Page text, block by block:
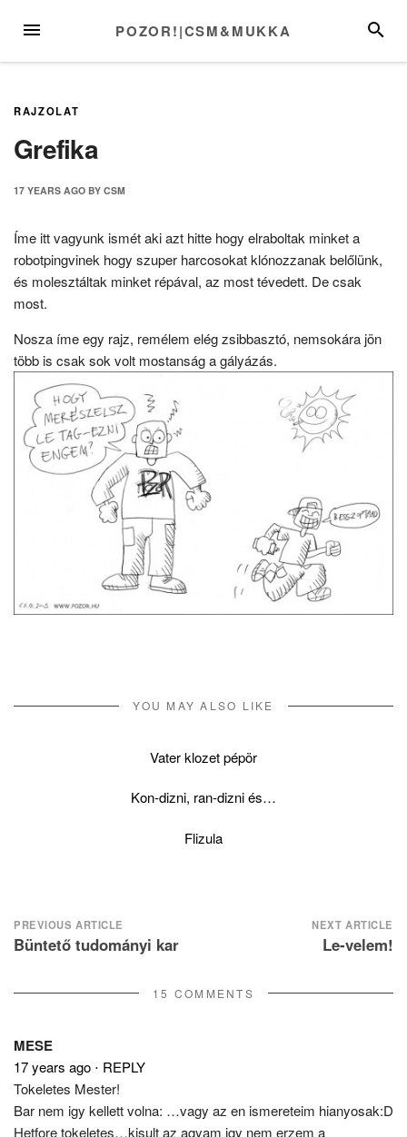
MENU POZOR!|CSM&MUKKA
RAJZOLAT
Grefika
17 YEARS AGO BY CSM
Íme itt vagyunk ismét aki azt hitte hogy elraboltak minket a
robotpingvinek hogy szuper harcosokat klónozzanak belőlünk,
és molesztáltak minket répával, az most tévedett. De csak
most.
Nosza íme egy rajz, remélem elég zsibbasztó, nemsokára jön
több is csak sok volt mostanság a gályázás.
YOU MAY ALSO LIKE
Vater klozet pépör
Kon-dizni, ran-dizni és…
Flizula
Post
navigation
PREVIOUS ARTICLE
Büntető tudományi kar
NEXT ARTICLE
Le-velem!
15 COMMENTS
MESE
17 years ago ⋅ REPLY
Tokeletes Mester!
Bar nem igy kellett volna: …vagy az en ismereteim hianyosak:D
Hetfore tokeletes…kisult az agyam igy nem erzem a